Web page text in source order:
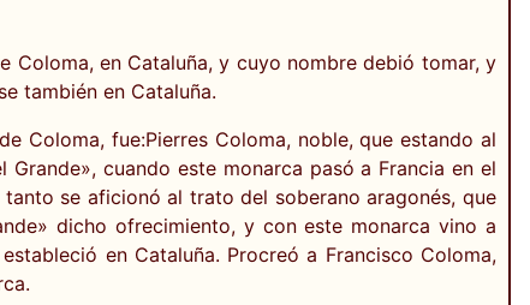
Coloma, en Cataluña, y cuyo nombre debió tomar, y
también en Cataluña.
Coloma, fue:Pierres Coloma, noble, que estando al
cuando este monarca pasó a Francia en el
se aficionó al trato del soberano aragonés, que
dicho ofrecimiento, y con este monarca vino a
en Cataluña. Procreó a Francisco Coloma,